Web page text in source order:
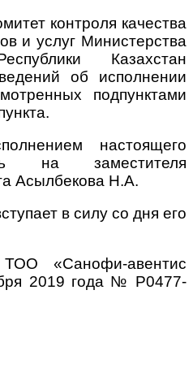
контроля качества
и услуг Министерства
Казахстан
об исполнении
подпунктами
настоящего
на заместителя
Асылбекова Н.А.
в силу со дня его
«Санофи-авентис
2019 года № Р0477-